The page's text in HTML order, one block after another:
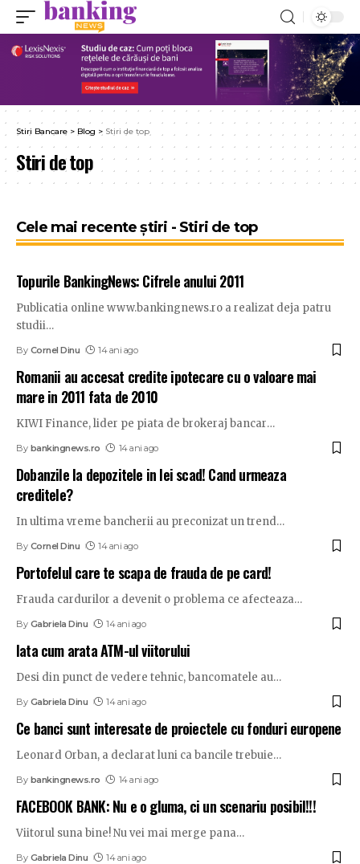
Stiri Bancare > Blog > Stiri de top
Stiri de top
Cele mai recente știri - Stiri de top
Topurile BankingNews: Cifrele anului 2011
Publicatia online www.bankingnews.ro a realizat deja patru
studii…
By Cornel Dinu 14 ani ago
Romanii au accesat credite ipotecare cu o valoare mai
mare in 2011 fata de 2010
KIWI Finance, lider pe piata de brokeraj bancar…
By bankingnews.ro 14 ani ago
Dobanzile la depozitele in lei scad! Cand urmeaza
creditele?
In ultima vreme bancherii au preconizat un trend…
By Cornel Dinu 14 ani ago
Portofelul care te scapa de frauda de pe card!
Frauda cardurilor a devenit o problema ce afecteaza…
By Gabriela Dinu 14 ani ago
Iata cum arata ATM-ul viitorului
Desi din punct de vedere tehnic, bancomatele au…
By Gabriela Dinu 14 ani ago
Ce banci sunt interesate de proiectele cu fonduri europene
Leonard Orban, a declarat luni ca bancile trebuie…
By bankingnews.ro 14 ani ago
FACEBOOK BANK: Nu e o gluma, ci un scenariu posibil!!!
Viitorul suna bine! Nu vei mai merge pana…
By Gabriela Dinu 14 ani ago